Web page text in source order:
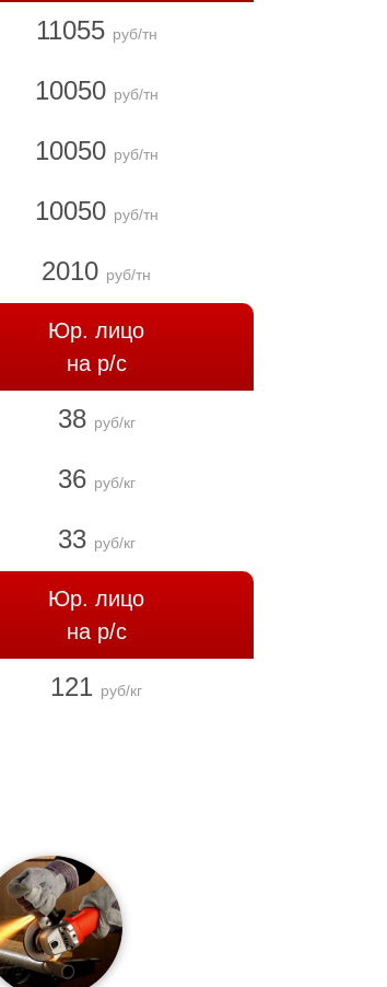
11055 руб/тн
10050 руб/тн
10050 руб/тн
10050 руб/тн
2010 руб/тн
Юр. лицо
на р/с
38 руб/кг
36 руб/кг
33 руб/кг
Юр. лицо
на р/с
121 руб/кг